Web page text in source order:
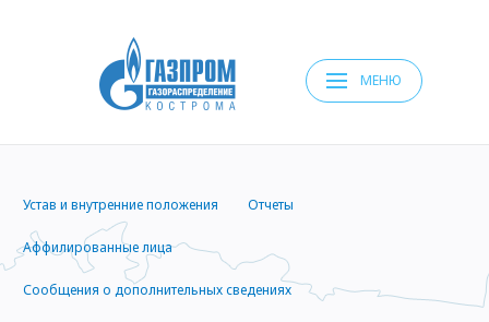
МЕНЮ
Устав и внутренние положения Отчеты
Аффилированные лица
Сообщения о дополнительных сведениях